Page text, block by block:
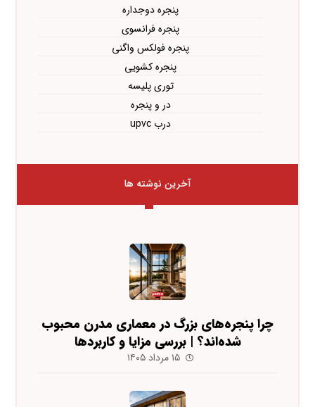
پنجره دوجداره
پنجره فرانسوی
پنجره فولکس واگنی
پنجره کشویی
توری پلیسه
در و پنجره
درب upvc
آخرین نوشته ها
چرا پنجره‌های بزرگ در معماری مدرن محبوب
شده‌اند؟ | بررسی مزایا و کاربردها
۱۵ مرداد ۱۴۰۵